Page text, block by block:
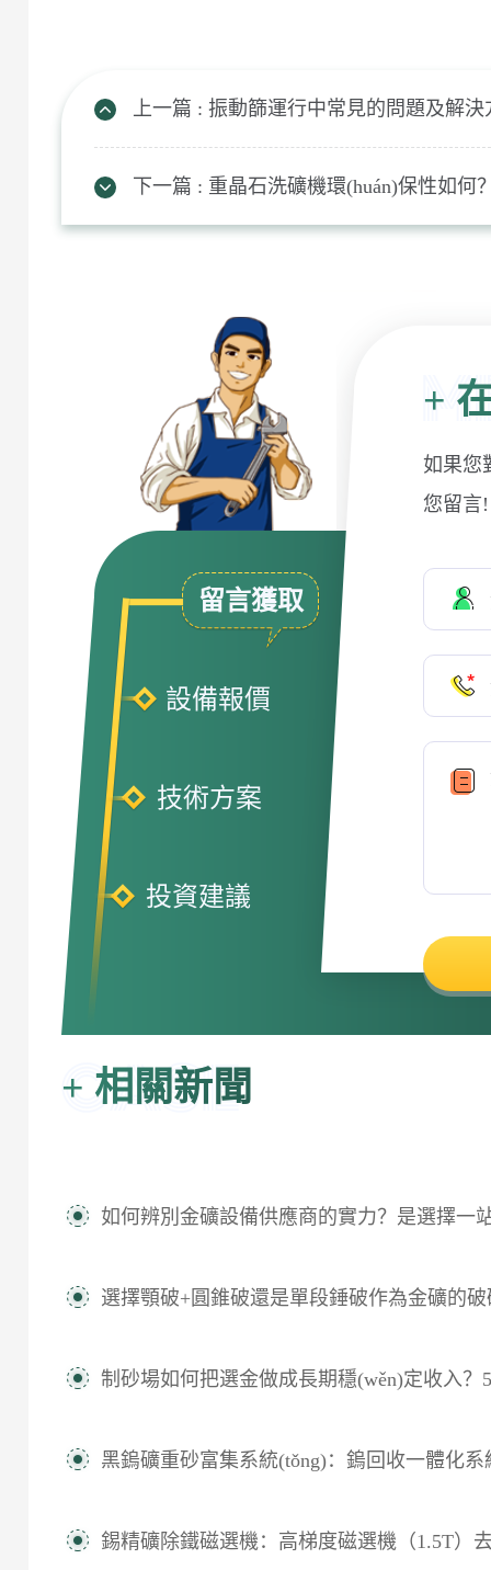
上一篇 : 振動篩運行中常見的問題及解決
下一篇 : 重晶石洗礦機環(huán)保性如
留言獲取
設備報價
技術方案
投資建議
+
如果您
您留言
+ 相關新聞
如何辨別金礦設備供應商的實力？是選擇一站式供應商還是分項
選擇顎破+圓錐破還是單段錘破作為金礦的破碎
制砂場如何把選金做成長期穩(wěn)定收入？5個要點
黑鎢礦重砂富集系統(tǒng)：鎢回收一體化系統
錫精礦除鐵磁選機：高梯度磁選機（1.5T）去除弱磁性鐵